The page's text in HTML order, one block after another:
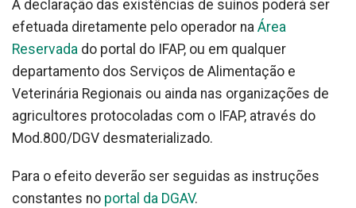
A declaração das existências de suínos poderá ser
efetuada diretamente pelo operador na Área
Reservada do portal do IFAP, ou em qualquer
departamento dos Serviços de Alimentação e
Veterinária Regionais ou ainda nas organizações de
agricultores protocoladas com o IFAP, através do
Mod.800/DGV desmaterializado.
Para o efeito deverão ser seguidas as instruções
constantes no portal da DGAV.